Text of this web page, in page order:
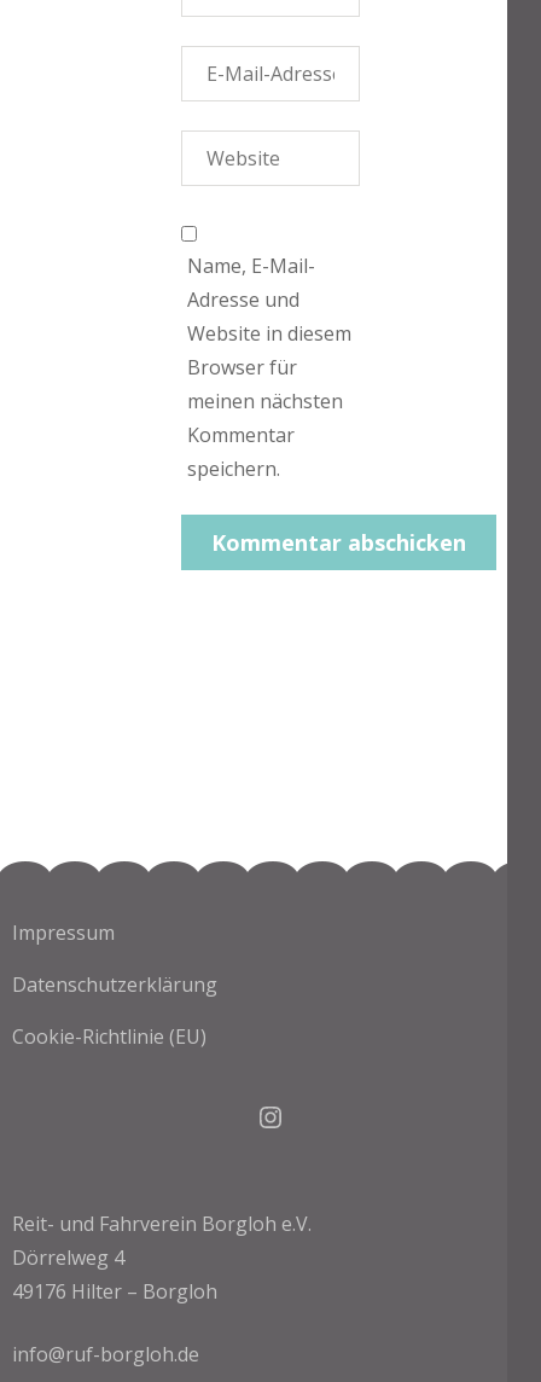
Name, E-Mail-
Adresse und
Website in diesem
Browser für
meinen nächsten
Kommentar
speichern.
Impressum
Datenschutzerklärung
Cookie-Richtlinie (EU)
Instagram
Reit- und Fahrverein Borgloh e.V.
Dörrelweg 4
49176 Hilter – Borgloh
info@ruf-borgloh.de